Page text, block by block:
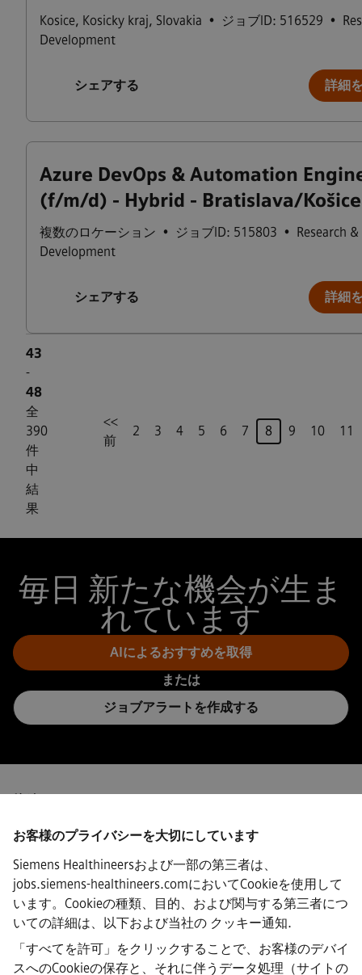
お客様のプライバシーを大切にしています
Siemens Healthineersおよび一部の第三者は、
jobs.siemens-healthineers.comにおいてCookieを使用して
います。Cookieの種類、目的、および関与する第三者につ
いての詳細は、以下および当社の クッキー通知.
「すべてを許可」をクリックすることで、お客様のデバイ
スへのCookieの保存と、それに伴うデータ処理（サイトの
Kosice, Kosicky kraj, Slovakia • ジョブID: 516529 •
Development
シェアする 詳細
Azure DevOps & Automation
(f/m/d) - Hybrid - Bratislava/Košice
複数のロケーション • ジョブID: 515803 • Research &
Development
シェアする 詳細
43
-
48
全
390
件
中
結
果
<<
前
2 3 4 5 6 7 ページ
8 9 10 11
毎日 新たな機会が生ま
れています
AIによるおすすめを取得
または
ジョブアラートを作成する
Siemens Healthineers AG © 2026
よくある質問
·
企業情報
·